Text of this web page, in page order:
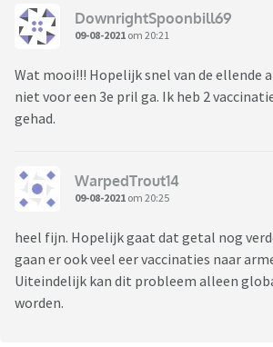
DownrightSpoonbill69
09-08-2021 om 20:21
Wat mooi!!! Hopelijk snel van de ellende
niet voor een 3e pril ga. Ik heb 2
gehad.
WarpedTrout14
09-08-2021 om 20:25
heel fijn. Hopelijk gaat dat getal nog
gaan er ook veel eer vaccinaties naar
Uiteindelijk kan dit probleem alleen
worden.